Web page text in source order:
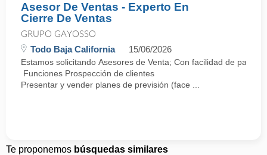
Asesor De Ventas - Experto En
Cierre De Ventas
GRUPO GAYOSSO
Todo Baja California 15/06/2026
Estamos solicitando Asesores de Venta; Con facilidad de
Funciones Prospección de clientes
Presentar y vender planes de previsión (face ...
Te proponemos búsquedas similares